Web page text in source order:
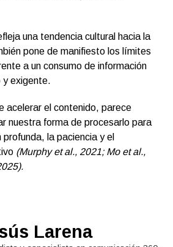
una tendencia cultural hacia la
pone de manifiesto los límites
a un consumo de información
y exigente.
acelerar el contenido, parece
nuestra forma de procesarlo para
la paciencia y el
(Murphy et al., 2021; Mo et al.,
Larena